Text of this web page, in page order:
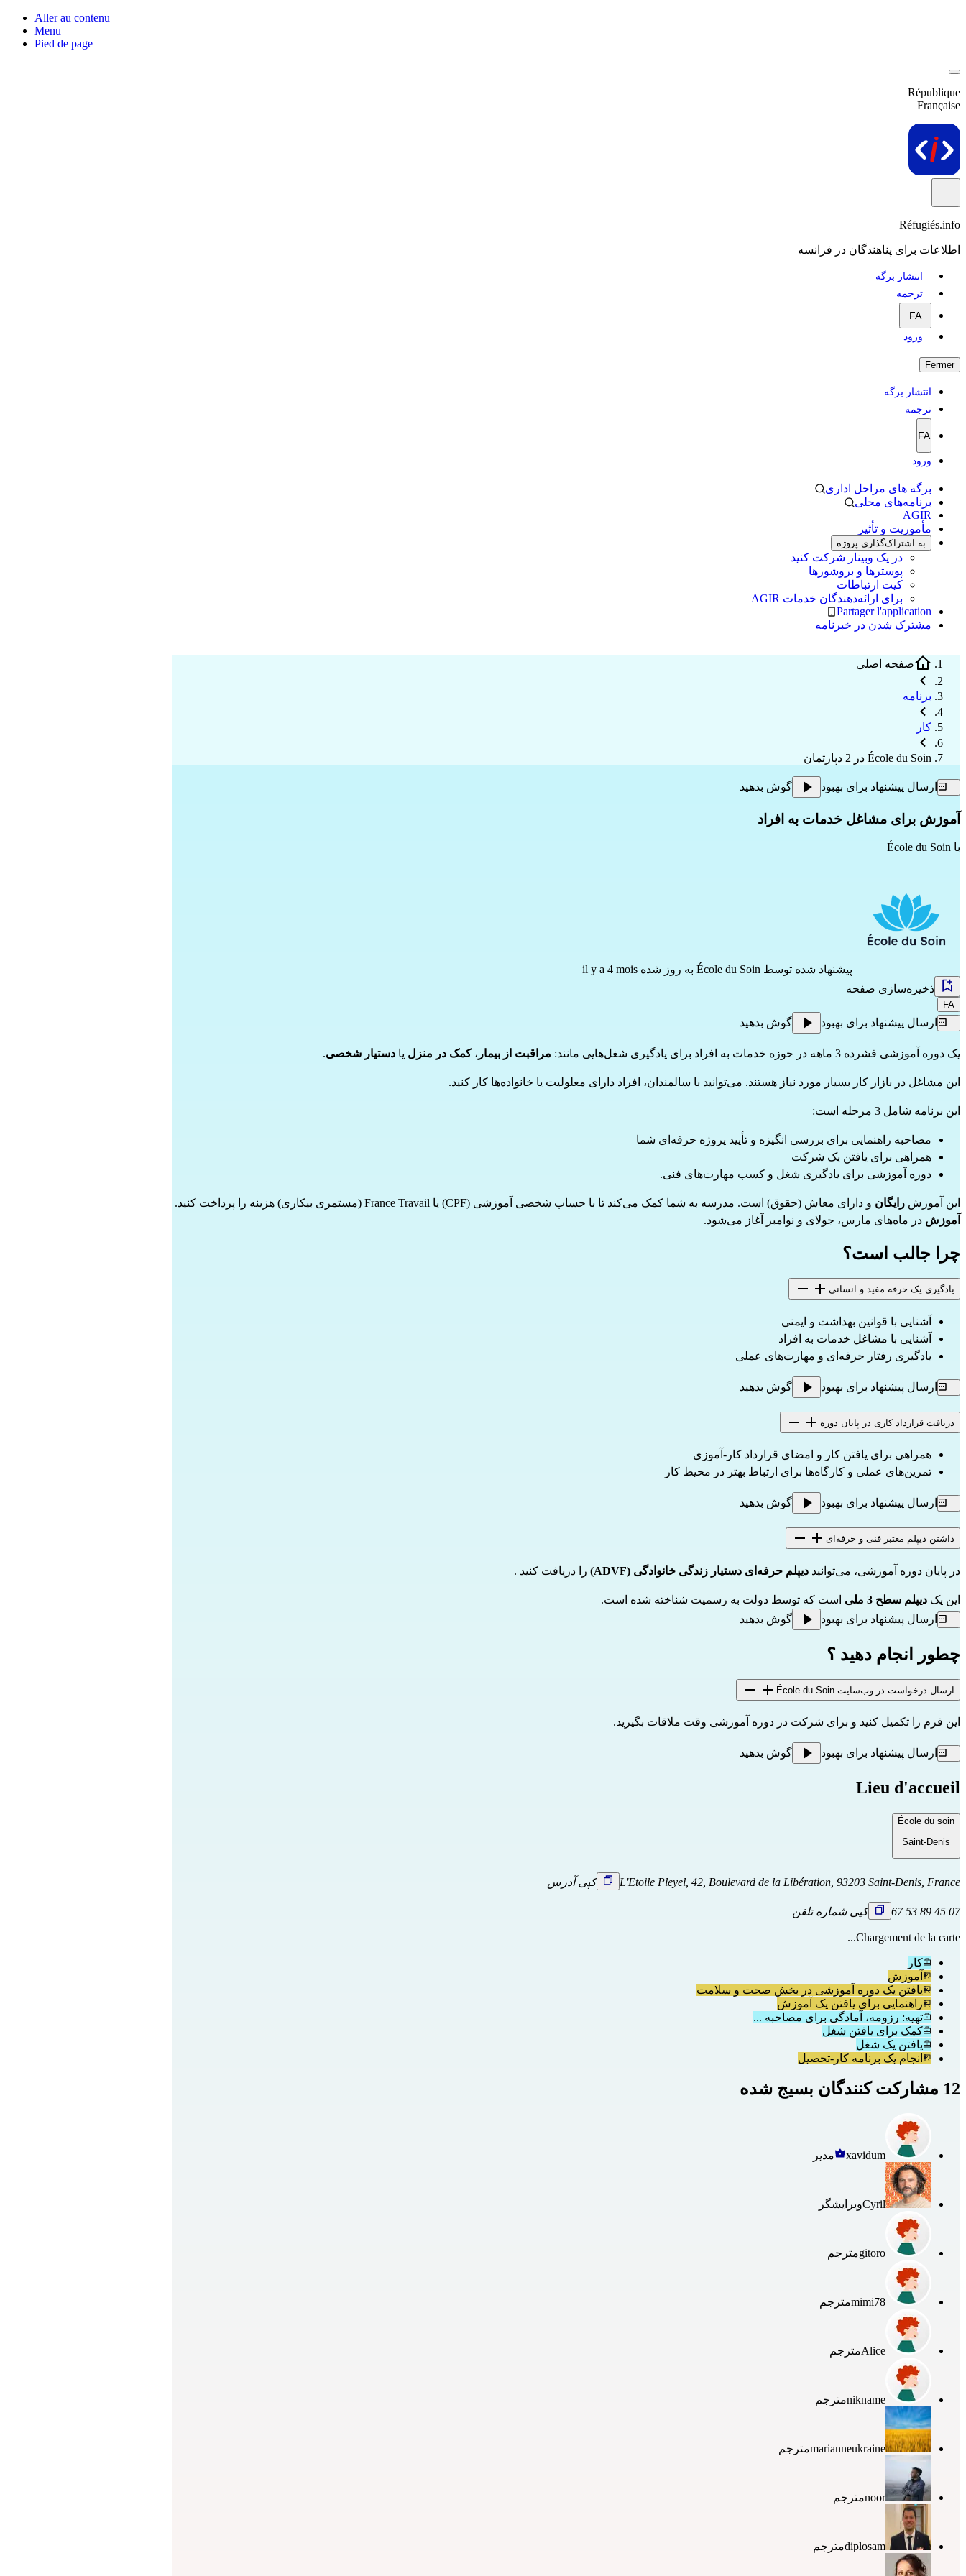
Aller au contenu
Menu
Pied de page
République
Française
Réfugiés.info
اطلاعات برای پناهندگان در فرانسه
انتشار برگه
ترجمه
FA
ورود
Fermer
انتشار برگه
ترجمه
FA
ورود
برگه های مراحل اداری
برنامه‌های محلی
AGIR
مأموریت و تأثیر
به اشتراک‌گذاری پروژه
در یک وبینار شرکت کنید
پوسترها و بروشورها
کیت ارتباطات
برای ارائه‌دهندگان خدمات AGIR
Partager l'application
مشترک شدن در خبرنامه
صفحه اصلی
برنامه
کار
École du Soin در 2 دپارتمان
ارسال پیشنهاد برای بهبود گوش بدهید
آموزش برای مشاغل خدمات به افراد
با École du Soin
پیشنهاد شده توسط École du Soin به روز شده il y a 4 mois
ذخیره‌سازی صفحه
FA
ارسال پیشنهاد برای بهبود گوش بدهید
یک دوره آموزشی فشرده 3 ماهه در حوزه خدمات به افراد برای یادگیری شغل‌هایی مانند: مراقبت از بیمار ، کمک در منزل یا دستیار شخصی.
این مشاغل در بازار کار بسیار مورد نیاز هستند. می‌توانید با سالمندان، افراد دارای معلولیت یا خانواده‌ها کار کنید.
این برنامه شامل 3 مرحله است:
مصاحبه راهنمایی برای بررسی انگیزه و تأیید پروژه حرفه‌ای شما
همراهی برای یافتن یک شرکت
دوره آموزشی برای یادگیری شغل و کسب مهارت‌های فنی.
این آموزش رایگان و دارای معاش (حقوق) است. مدرسه به شما کمک می‌کند تا با حساب شخصی آموزشی (CPF) یا France Travail (مستمری بیکاری) هزینه را پرداخت کنید.
آموزش در ماه‌های مارس، جولای و نوامبر آغاز می‌شود.
چرا جالب است؟
یادگیری یک حرفه مفید و انسانی
آشنایی با قوانین بهداشت و ایمنی
آشنایی با مشاغل خدمات به افراد
یادگیری رفتار حرفه‌ای و مهارت‌های عملی
ارسال پیشنهاد برای بهبود گوش بدهید
دریافت قرارداد کاری در پایان دوره
همراهی برای یافتن کار و امضای قرارداد کار-آموزی
تمرین‌های عملی و کارگاه‌ها برای ارتباط بهتر در محیط کار
ارسال پیشنهاد برای بهبود گوش بدهید
داشتن دیپلم معتبر فنی و حرفه‌ای
در پایان دوره آموزشی، می‌توانید دیپلم حرفه‌ای دستیار زندگی خانوادگی (ADVF) را دریافت کنید .
این یک دیپلم سطح 3 ملی
است که توسط دولت به رسمیت شناخته شده است.
ارسال پیشنهاد برای بهبود
گوش بدهید
چطور انجام دهید ؟
ارسال درخواست در وب‌سایت École du Soin
این فرم را تکمیل کنید و برای شرکت در دوره آموزشی وقت ملاقات بگیرید.
ارسال پیشنهاد برای بهبود گوش بدهید
Lieu d'accueil
École du soin
Saint-Denis
L'Etoile Pleyel, 42, Boulevard de la Libération, 93203 Saint-Denis, France کپی آدرس
07 45 89 53 67 کپی شماره تلفن
Chargement de la carte...
کار
آموزش
یافتن یک دوره آموزشی در بخش صحت و سلامت
راهنمایی برای یافتن یک آموزش
تهیه: رزومه، آمادگی برای مصاحبه ...
کمک برای یافتن شغل
یافتن یک شغل
انجام یک برنامه کار-تحصیل
12 مشارکت کنندگان بسیج شده
xavidum مدیر
Cyrilویرایشگر
gitoroمترجم
mimi78مترجم
Aliceمترجم
niknameمترجم
marianneukraineمترجم
noorمترجم
diplosamمترجم